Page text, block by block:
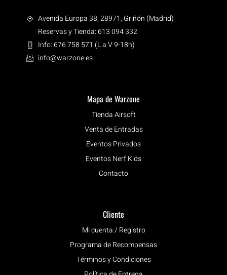
Avenida Europa 38, 28971, Griñón (Madrid)
Reservas y Tienda: 613 094 332
Info: 676 758 571 (L a V 9-18h)
info@warzone.es
Mapa de Warzone
Tienda Airsoft
Venta de Entradas
Eventos Privados
Eventos Nerf Kids
Contacto
Cliente
Mi cuenta / Registro
Programa de Recompensas
Términos y Condiciones